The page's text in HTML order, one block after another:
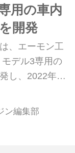
用の車内
開発
、エーモン工
デル3専用の
し、2022年2
トバックス東
ックス京都四
る。
ン編集部